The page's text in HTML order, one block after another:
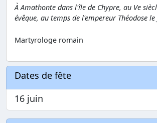
À Amathonte dans l'île de Chypre, au Ve
évêque, au temps de l'empereur Théodose le
Martyrologe romain
Dates de fête
16 juin